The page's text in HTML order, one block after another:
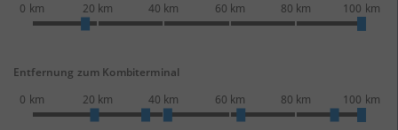
0 km
20 km 40 km 60 km 80 km 100 km
Entfernung zum Kombiterminal
0 km
20 km 40 km 60 km 80 km 100 km